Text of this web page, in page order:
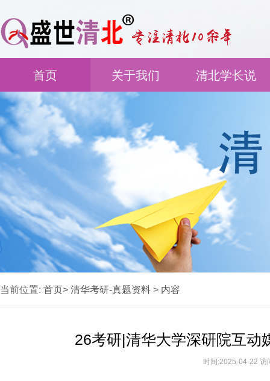
首页 关于我们 清北学长说
当前位置: 首页> 清华考研-真题资料 > 内容
26考研|清华大学深研院互动
时间:2025-04-22 访